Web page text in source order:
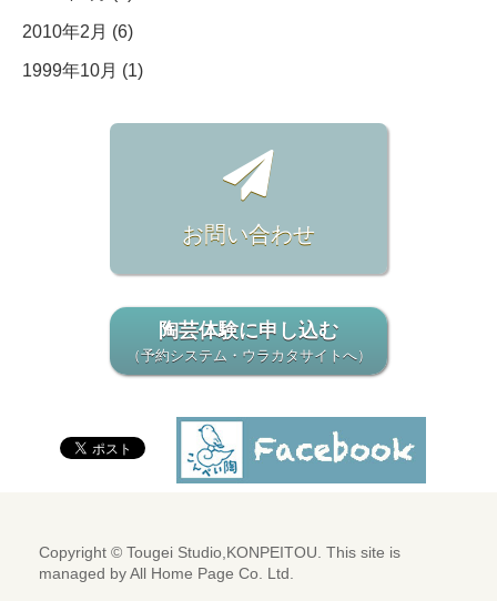
2010年2月 (6)
1999年10月 (1)
お問い合わせ
陶芸体験に申し込む
（予約システム・ウラカタサイトへ）
Copyright © Tougei Studio,KONPEITOU. This site is
managed by All Home Page Co. Ltd.